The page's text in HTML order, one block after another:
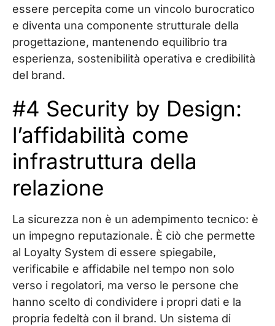
essere percepita come un vincolo burocratico
e diventa una componente strutturale della
progettazione, mantenendo equilibrio tra
esperienza, sostenibilità operativa e credibilità
del brand.
#4 Security by Design:
l’affidabilità come
infrastruttura della
relazione
La sicurezza non è un adempimento tecnico: è
un impegno reputazionale. È ciò che permette
al Loyalty System di essere spiegabile,
verificabile e affidabile nel tempo non solo
verso i regolatori, ma verso le persone che
hanno scelto di condividere i propri dati e la
propria fedeltà con il brand. Un sistema di